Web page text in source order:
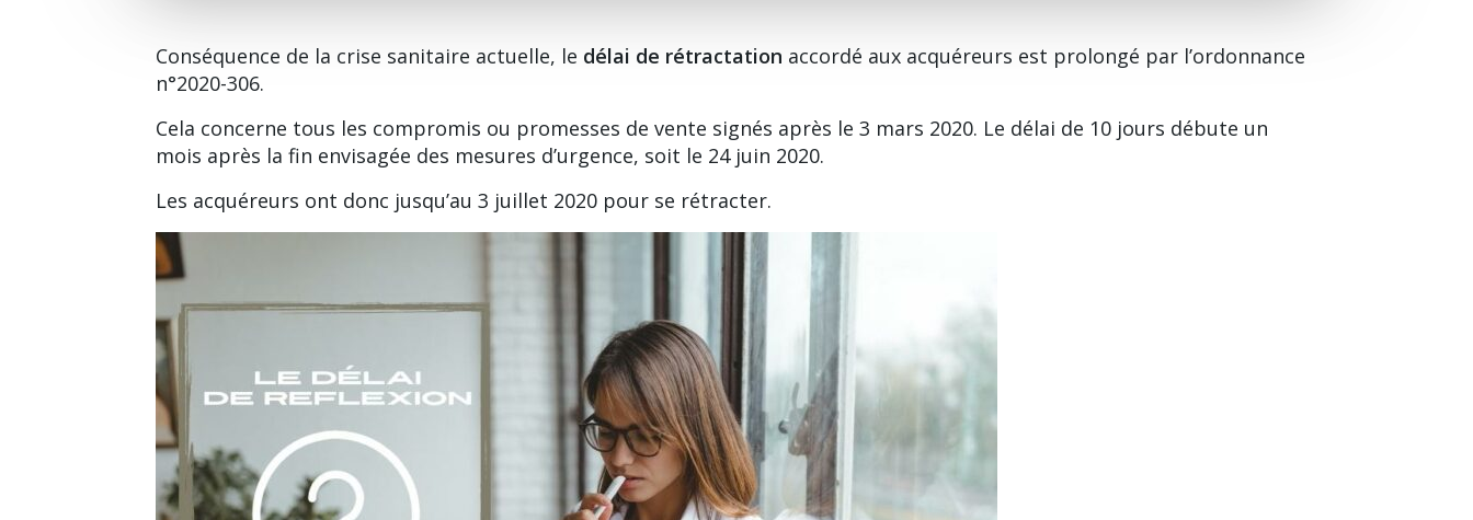
Conséquence de la crise sanitaire actuelle, le délai de rétractation accordé aux acquéreurs est prolongé par l’ordonnance
n°2020-306.
Cela concerne tous les compromis ou promesses de vente signés après le 3 mars 2020. Le délai de 10 jours débute un
mois après la fin envisagée des mesures d’urgence, soit le 24 juin 2020.
Les acquéreurs ont donc jusqu’au 3 juillet 2020 pour se rétracter.